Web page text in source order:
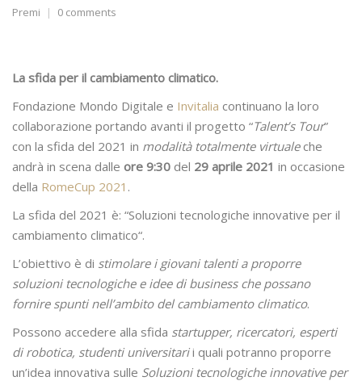
Premi
0 comments
La sfida per il cambiamento climatico.
Fondazione Mondo Digitale e Invitalia continuano la loro
collaborazione portando avanti il progetto “Talent’s Tour”
con la sfida del 2021 in modalità totalmente virtualeche
andrà in scena dalle ore 9:30 del 29 aprile 2021 in occasione
della RomeCup 2021 .
La sfida del 2021 è: “Soluzioni tecnologiche innovative per il
cambiamento climatico“.
L’obiettivo è di stimolare i giovani talenti a proporre
soluzioni tecnologiche e idee di business che possano
fornire spunti nell’ambito del cambiamento climatico.
Possono accedere alla sfida startupper, ricercatori, esperti
di robotica, studenti universitarii quali potranno proporre
un’idea innovativa sulle Soluzioni tecnologiche innovative per